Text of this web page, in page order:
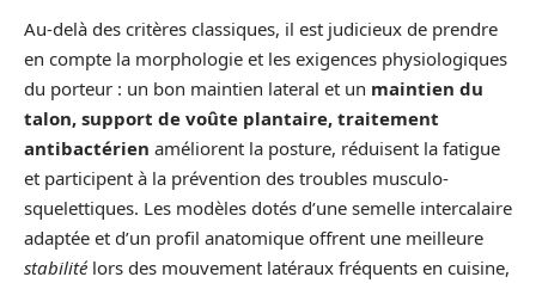
Au-delà des critères classiques, il est judicieux de prendre
en compte la morphologie et les exigences physiologiques
du porteur : un bon maintien lateral et un maintien du
talon, support de voûte plantaire, traitement
antibactérien améliorent la posture, réduisent la fatigue
et participent à la prévention des troubles musculo-
squelettiques. Les modèles dotés d’une semelle intercalaire
adaptée et d’un profil anatomique offrent une meilleure
stabilitélors des mouvement latéraux fréquents en cuisine,